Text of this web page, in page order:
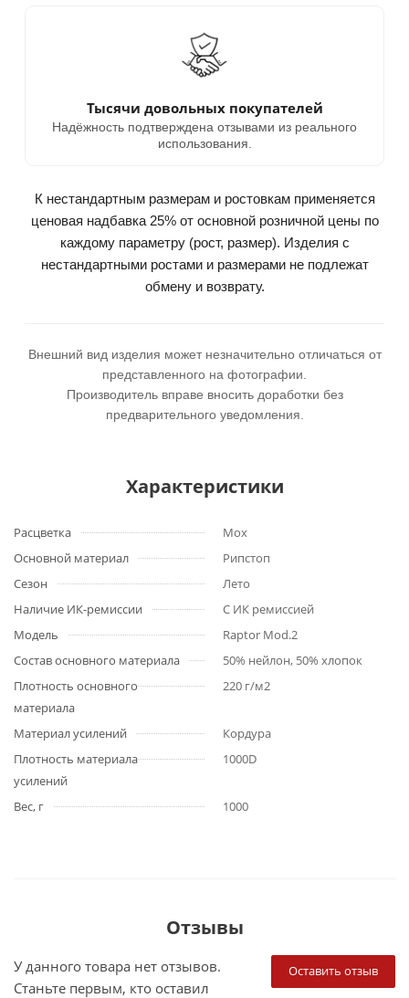
Тысячи довольных покупателей
Надёжность подтверждена отзывами из реального
использования.
К нестандартным размерам и ростовкам применяется
ценовая надбавка 25% от основной розничной цены по
каждому параметру (рост, размер). Изделия с
нестандартными ростами и размерами не подлежат
обмену и возврату.
Внешний вид изделия может незначительно отличаться от
представленного на фотографии.
Производитель вправе вносить доработки без
предварительного уведомления.
Характеристики
Расцветка
Мох
Основной материал
Рипстоп
Сезон
Лето
Наличие ИК-ремиссии
С ИК ремиссией
Модель
Raptor Mod.2
Состав основного материала
50% нейлон, 50% хлопок
Плотность основного
материала
220 г/м2
Материал усилений
Кордура
Плотность материала
усилений
1000D
Вес, г 1000
Отзывы
Оставить отзыв
У данного товара нет отзывов.
Станьте первым, кто оставил